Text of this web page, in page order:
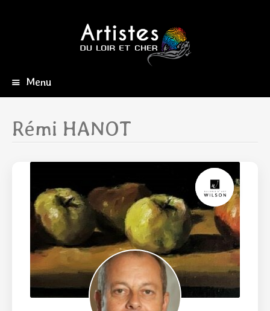
Menu
principal
Rémi HANOT